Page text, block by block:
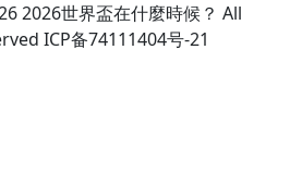
2026世界盃在什麼時候？ All
ICP备74111404号-21